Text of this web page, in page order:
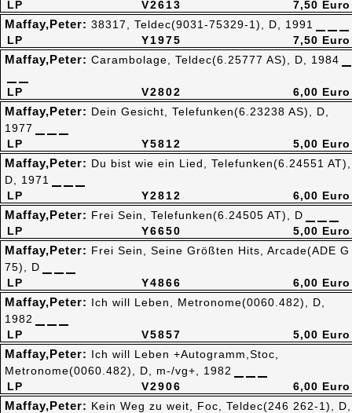
V2613
LP
7,50 Euro
Y1975
LP
Maffay,Peter: 38317, Teldec(9031-75329-1), D, 1991
7,50 Euro
V2802
LP
Maffay,Peter: Carambolage, Teldec(6.25777 AS), D, 1984
6,00 Euro
Y5812
LP
Maffay,Peter: Dein Gesicht, Telefunken(6.23238 AS), D,
1977
5,00 Euro
Y2812
LP
Maffay,Peter: Du bist wie ein Lied, Telefunken(6.24551 AT),
D, 1971
6,00 Euro
Y6650
LP
Maffay,Peter: Frei Sein, Telefunken(6.24505 AT), D
5,00 Euro
Y4866
LP
Maffay,Peter: Frei Sein, Seine Größten Hits, Arcade(ADE G
75), D
6,00 Euro
V5857
LP
Maffay,Peter: Ich will Leben, Metronome(0060.482), D,
1982
5,00 Euro
V2906
LP
Maffay,Peter: Ich will Leben +Autogramm,Stoc,
Metronome(0060.482), D, m-/vg+, 1982
6,00 Euro
Maffay,Peter: Kein Weg zu weit, Foc, Teldec(246 262-1), D,